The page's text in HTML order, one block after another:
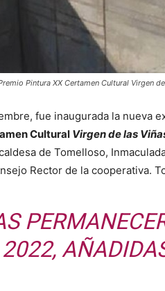
Pintura XX Certamen Cultural Virgen
fue inaugurada la nueva
Cultural Virgen de las
de Tomelloso,
Rector de la cooperativa.